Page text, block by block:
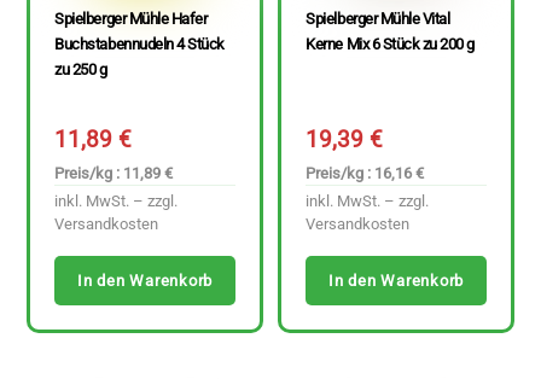
Spielberger Mühle Hafer
Buchstabennudeln 4 Stück
zu 250 g
11,89€
Preis/kg : 11,89 €
inkl. MwSt. – zzgl.
Versandkosten
In den Warenkorb
Spielberger Mühle Vital
Kerne Mix 6 Stück zu 200 g
19,39€
Preis/kg : 16,16 €
inkl. MwSt. – zzgl.
Versandkosten
In den Warenkorb